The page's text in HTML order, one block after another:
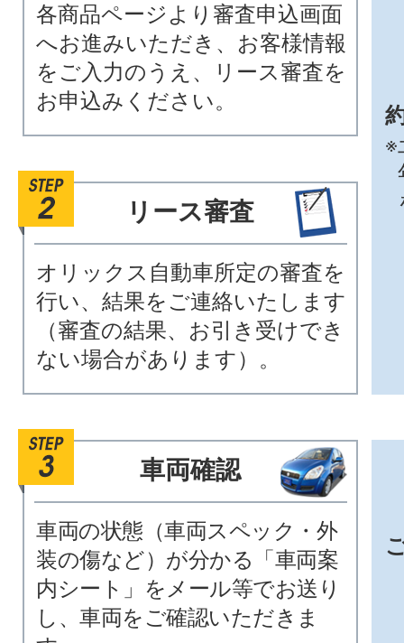
各商品ページより審査申込画面
へお進みいただき、お客様情報
をご入力のうえ、リース審査を
お申込みください。
リース審査
オリックス自動車所定の審査を
行い、結果をご連絡いたします
（審査の結果、お引き受けでき
ない場合があります）。
車両確認
車両の状態（車両スペック・外
装の傷など）が分かる「車両案
内シート」をメール等でお送り
し、車両をご確認いただきま
※